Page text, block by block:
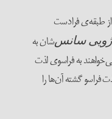
طبقه‌ی فرادست
ژویی سانس‌شان به
به فراسوی لذت
فراسو گشته آن‌ها را